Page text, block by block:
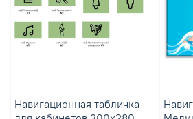
Навигационная табличка